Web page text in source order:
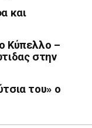
και
Κύπελλο –
στην
του» ο